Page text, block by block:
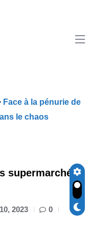
Face à la pénurie de
le chaos
supermarchés
2023
0